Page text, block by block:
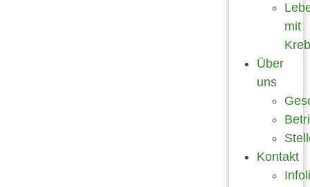
mit
Über
uns
Kontakt